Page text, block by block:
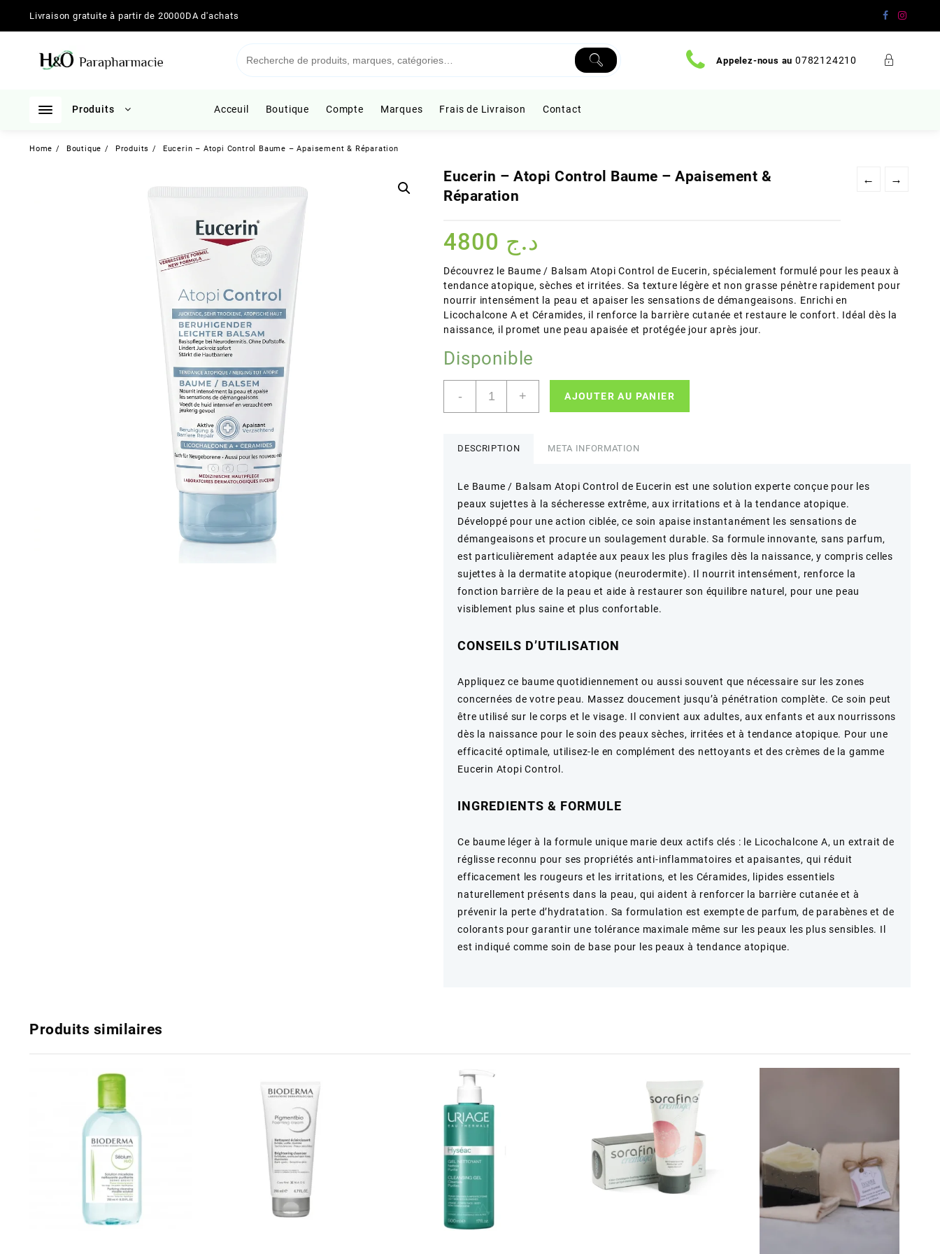
Livraison gratuite à partir de 20000DA d'achats
Appelez-nous au 0782124210
Produits Acceuil Boutique Compte Marques Frais de Livraison Contact
Home Boutique Produits Eucerin – Atopi Control Baume – Apaisement & Réparation
← →
Eucerin – Atopi Control Baume – Apaisement &
Réparation
د.ج
Découvrez le Baume / Balsam Atopi Control de Eucerin, spécialement formulé pour les peaux à
tendance atopique, sèches et irritées. Sa texture légère et non grasse pénètre rapidement pour
nourrir intensément la peau et apaiser les sensations de démangeaisons. Enrichi en
Licochalcone A et Céramides, il renforce la barrière cutanée et restaure le confort. Idéal dès la
naissance, il promet une peau apaisée et protégée jour après jour.
Disponible
-
Eucerin
Atopi
–
Apaisement
&
Réparation
+ AJOUTER AU PANIER
DESCRIPTION META INFORMATION
Le Baume / Balsam Atopi Control de Eucerin est une solution experte conçue pour les
peaux sujettes à la sécheresse extrême, aux irritations et à la tendance atopique.
Développé pour une action ciblée, ce soin apaise instantanément les sensations de
démangeaisons et procure un soulagement durable. Sa formule innovante, sans parfum,
est particulièrement adaptée aux peaux les plus fragiles dès la naissance, y compris celles
sujettes à la dermatite atopique (neurodermite). Il nourrit intensément, renforce la
fonction barrière de la peau et aide à restaurer son équilibre naturel, pour une peau
visiblement plus saine et plus confortable.
CONSEILS D’UTILISATION
Appliquez ce baume quotidiennement ou aussi souvent que nécessaire sur les zones
concernées de votre peau. Massez doucement jusqu’à pénétration complète. Ce soin peut
être utilisé sur le corps et le visage. Il convient aux adultes, aux enfants et aux nourrissons
dès la naissance pour le soin des peaux sèches, irritées et à tendance atopique. Pour une
efficacité optimale, utilisez-le en complément des nettoyants et des crèmes de la gamme
Eucerin Atopi Control.
INGREDIENTS & FORMULE
Ce baume léger à la formule unique marie deux actifs clés : le Licochalcone A, un extrait de
réglisse reconnu pour ses propriétés anti-inflammatoires et apaisantes, qui réduit
efficacement les rougeurs et les irritations, et les Céramides, lipides essentiels
naturellement présents dans la peau, qui aident à renforcer la barrière cutanée et à
prévenir la perte d’hydratation. Sa formulation est exempte de parfum, de parabènes et de
colorants pour garantir une tolérance maximale même sur les peaux les plus sensibles. Il
est indiqué comme soin de base pour les peaux à tendance atopique.
Produits similaires